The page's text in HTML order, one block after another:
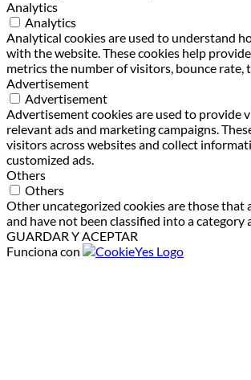
Analytics
Analytics
Analytical cookies are used to understand
with the website. These cookies help
metrics the number of visitors, bounce rate,
Advertisement
Advertisement
Advertisement cookies are used to provide
relevant ads and marketing campaigns.
visitors across websites and collect
customized ads.
Others
Others
Other uncategorized cookies are those that
and have not been classified into a category
GUARDAR Y ACEPTAR
Funciona con